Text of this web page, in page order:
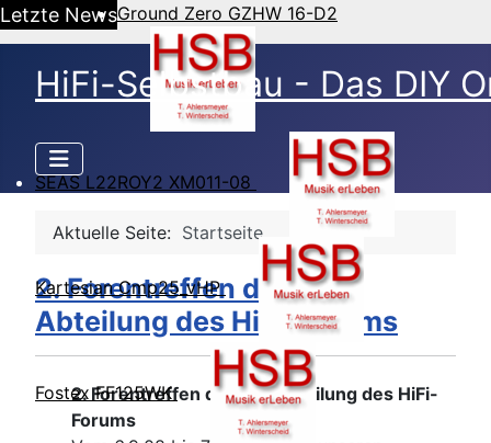
Letzte NewsGround Zero GZHW 16-D2
SEAS L22ROY2 XM011-08
Kartesian Cmp25_vHP
Fostex FF125WK
HiFi-Selbstbau - Das DIY
Aktuelle Seite: Startseite
2. Forentreffen der DIY
Abteilung des HiFi-Forums
2. Forentreffen der DIY Abteilung des HiFi-
Forums